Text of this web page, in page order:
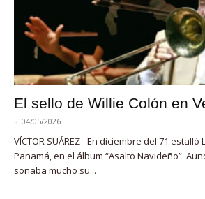
El sello de Willie Colón en
- 04/05/2026
VÍCTOR SUÁREZ - En diciembre del 71
Panamá, en el álbum “Asalto Navideño”.
sonaba mucho su...